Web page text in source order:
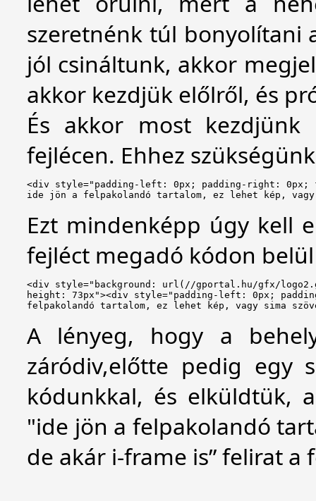
szeretnénk túl bonyolítani
jól csináltunk, akkor
akkor kezdjük előlről, és
És akkor most kezdjünk
fejlécen. Ehhez
<div style="padding-left: 0px; padding-right:
ide jön a felpakolandó tartalom, ez lehet kép,
Ezt mindenképp úgy kell
fejléct megadó kódon
<div style="background: url(//gportal.hu/gfx/
height: 73px"><div style="padding-left: 0px;
felpakolandó tartalom, ez lehet kép, vagy sima
A lényeg, hogy a
záródiv,előtte pedig egy
kódunkkal, és elküldtük,
"ide jön a felpakolandó
de akár i-frame is” felirat